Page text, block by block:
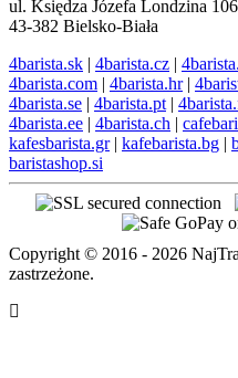
ul. Księdza Józefa Londzina 106
43-382 Bielsko-Biała
4barista.sk | 4barista.cz |
4barista.com | 4barista.hr|
4barista.se | 4barista.pt |
4barista.ee | 4barista.ch |
kafesbarista.gr| kafebarista.bg |
baristashop.si
Copyright © 2016 - 2026
zastrzeżone.